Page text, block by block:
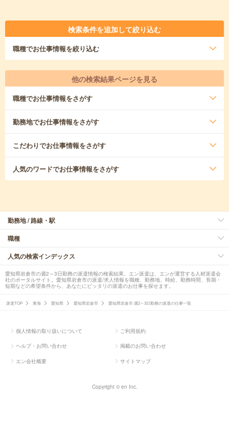
検索条件を追加して絞り込む
職種でお仕事情報を絞り込む
他の検索結果ページを見る
職種でお仕事情報をさがす
勤務地でお仕事情報をさがす
こだわりでお仕事情報をさがす
人気のワードでお仕事情報をさがす
勤務地 / 路線・駅
職種
人気の検索インデックス
愛知県岩倉市の週2～3日勤務の派遣情報の検索結果。エン派遣は、エンが運営する人材派遣会
社のポータルサイト。愛知県岩倉市の派遣/求人情報を職種、勤務地、時給、勤務時間、長期・
短期などの希望条件から、あなたにピッタリの派遣のお仕事を探せます。
派遣TOP 東海 愛知県 愛知県岩倉市 愛知県岩倉市 週2～3日勤務の派遣の仕事一覧
個人情報の取り扱いについて ご利用規約
ヘルプ・お問い合わせ 掲載のお問い合わせ
エン会社概要 サイトマップ
Copyright © en Inc.